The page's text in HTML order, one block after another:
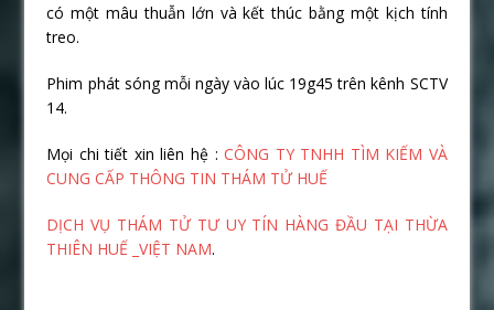
có một mâu thuẫn lớn và kết thúc bằng một kịch tính
treo.
Phim phát sóng mỗi ngày vào lúc 19g45 trên kênh SCTV
14.
Mọi chi tiết xin liên hệ :CÔNG TY TNHH TÌM KIẾM VÀ
CUNG CẤP THÔNG TIN THÁM TỬ HUẾ
DỊCH VỤ THÁM TỬ TƯ UY TÍN HÀNG ĐẦU TẠI THỪA
THIÊN HUẾ _VIỆT NAM.